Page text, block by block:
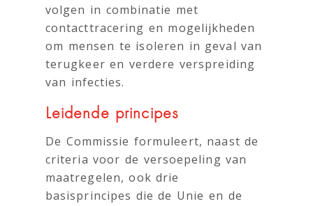
volgen in combinatie met
contacttracering en mogelijkheden
om mensen te isoleren in geval van
terugkeer en verdere verspreiding
van infecties.
Leidende principes
De Commissie formuleert, naast de
criteria voor de versoepeling van
maatregelen, ook drie
basisprincipes die de Unie en de